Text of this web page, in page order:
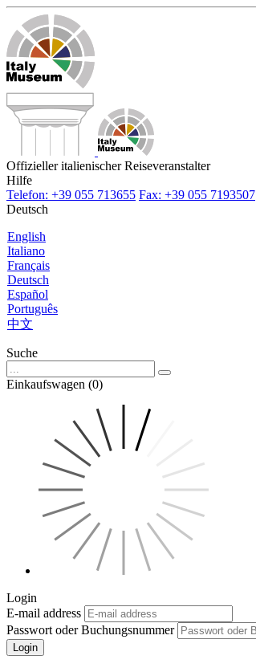
Offizieller italienischer Reiseveranstalter
Hilfe
Telefon: +39 055 713655 Fax: +39 055 7193507
Deutsch
English
Italiano
Français
Deutsch
Español
Português
中文
Suche
Einkaufswagen (0)
Login
E-mail address
Passwort oder Buchungsnummer
Login